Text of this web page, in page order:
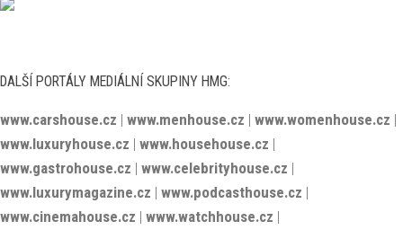
DALŠÍ PORTÁLY MEDIÁLNÍ SKUPINY HMG:
www.carshouse.cz | www.menhouse.cz | www.womenhouse.cz |
www.luxuryhouse.cz | www.househouse.cz |
www.gastrohouse.cz | www.celebrityhouse.cz |
www.luxurymagazine.cz | www.podcasthouse.cz |
www.cinemahouse.cz | www.watchhouse.cz |